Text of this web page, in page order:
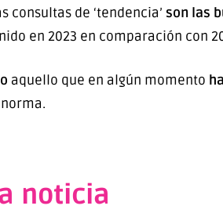
consultas de ‘tendencia’ son las
en 2023 en comparación con
aquello que en algún momento
noticia